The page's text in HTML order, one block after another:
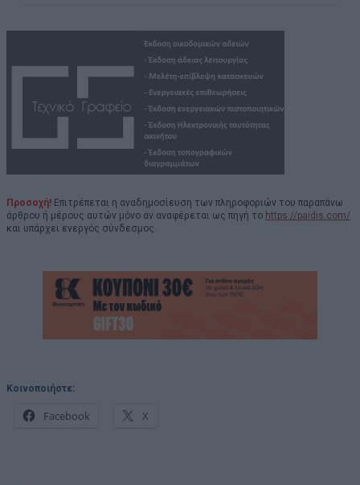
Προσοχή! Επιτρέπεται η αναδημοσίευση των πληροφοριών του παραπάνω
άρθρου ή μέρους αυτών μόνο αν αναφέρεται ως πηγή το https://paidis.com/
και υπάρχει ενεργός σύνδεσμος.
Κοινοποιήστε:
Facebook X